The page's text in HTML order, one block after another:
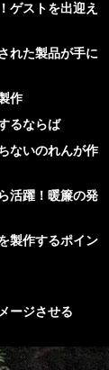
ゲストを出迎え
れた製品が手に
作
るならば
ないのれんが作
活躍！暖簾の発
製作するポイン
ージさせる